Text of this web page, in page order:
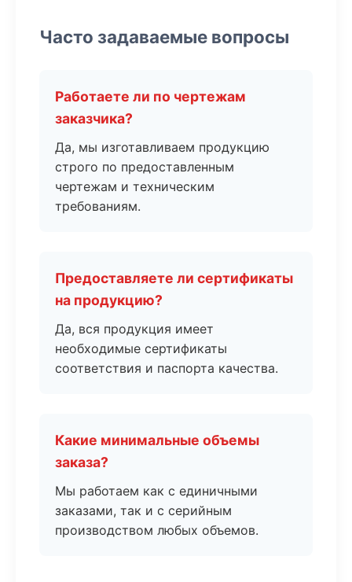
Часто задаваемые вопросы
Работаете ли по чертежам
заказчика?
Да, мы изготавливаем продукцию
строго по предоставленным
чертежам и техническим
требованиям.
Предоставляете ли сертификаты
на продукцию?
Да, вся продукция имеет
необходимые сертификаты
соответствия и паспорта качества.
Какие минимальные объемы
заказа?
Мы работаем как с единичными
заказами, так и с серийным
производством любых объемов.